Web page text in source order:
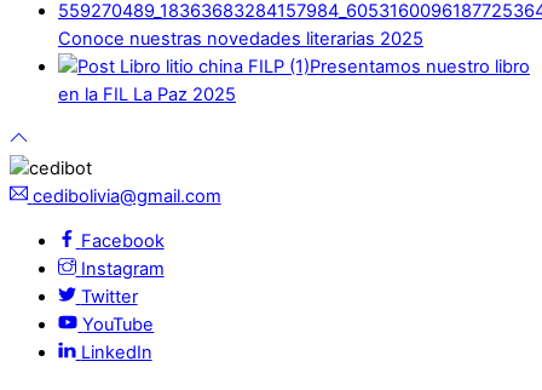
Conoce nuestras novedades literarias 2025
Presentamos nuestro libro
en la FIL La Paz 2025
cedibolivia@gmail.com
Facebook
Instagram
Twitter
YouTube
LinkedIn